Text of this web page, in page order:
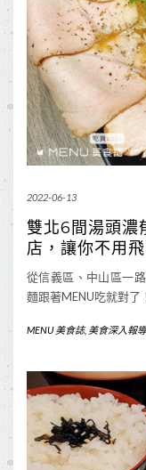
2022-06-13
雙北6間湯頭濃
店，讓你不用
從信義區、中山區一
麵跟著MENU吃就對了
MENU 美食誌, 美食深入報導